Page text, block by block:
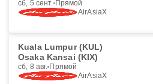
сб, 5 сент. Прямой
AirAsiaX
Kuala Lumpur (KUL)
Osaka Kansai (KIX)
сб, 8 авг. Прямой
AirAsiaX